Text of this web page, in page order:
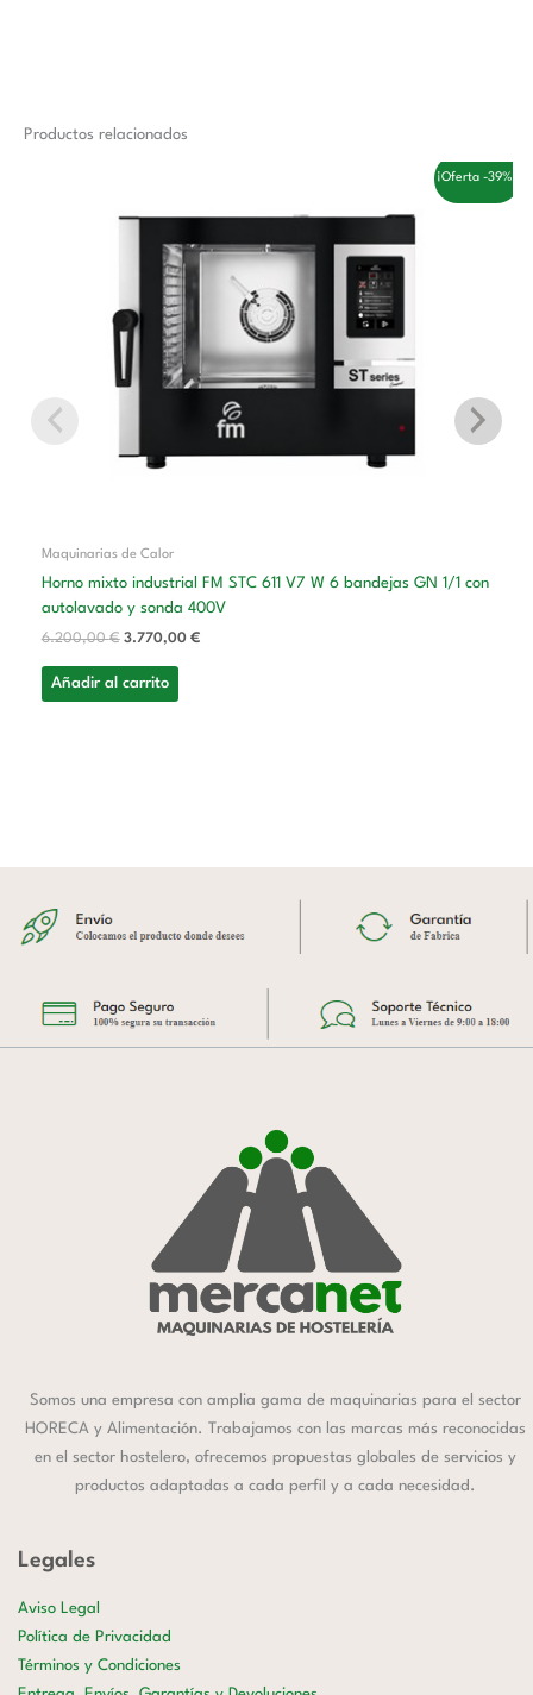
Productos relacionados
¡Oferta -39%!
Maquinarias de Calor
Horno mixto industrial FM STC 611 V7 W 6 bandejas GN 1/1 con
autolavado y sonda 400V
6.200,00€
6.200,00 €.
3.770,00 €
3.770,00 €.
Añadir al carrito
Somos una empresa con amplia gama de maquinarias para el sector
HORECA y Alimentación. Trabajamos con las marcas más reconocidas
en el sector hostelero, ofrecemos propuestas globales de servicios y
productos adaptadas a cada perfil y a cada necesidad.
Legales
Aviso Legal
Política de Privacidad
Términos y Condiciones